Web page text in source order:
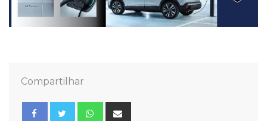
Compartilhar
Whatsapp